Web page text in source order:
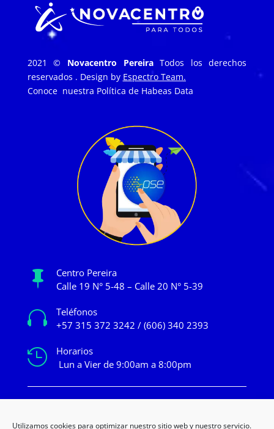
Utilizamos cookies para optimizar nuestro sitio web y nuestro servicio.
2021 © Novacentro PereiraTodos los derechos
reservados . Design by Espectro Team.
Conoce nuestra Política de Habeas Data

Centro Pereira
Calle 19 N° 5-48 – Calle 20 N° 5-39

Teléfonos
+57 315 372 3242 / (606) 340 2393

Horarios
Lun a Vier de 9:00am a 8:00pm